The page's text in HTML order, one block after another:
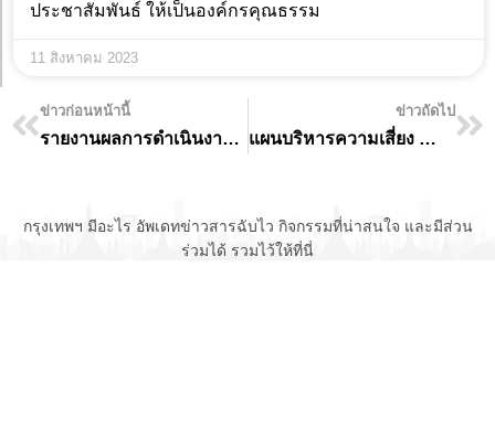
ประชาสัมพันธ์ ให้เป็นองค์กรคุณธรรม
11 สิงหาคม 2023
ข่าวก่อนหน้านี้
รายงานผลการดำเนินงานตามแผนปฏิบัติป้องกันการทุจริต ของสำนักงานประชาสัมพันธ์ พ.ศ.2566 รอบ 6 เดือน
ข่าวถัดไป
แผนบริหารความเสี่ยง สำหรับโครงการที่มีงบประมาณตั้งแต่ 10 ล้านบาทขึ้นไป ของสำนักงานประชาสัมพันธ์
กรุงเทพฯ มีอะไร อัพเดทข่าวสารฉับไว กิจกรรมที่น่าสนใจ และมีส่วน
ร่วมได้ รวมไว้ให้ที่นี่